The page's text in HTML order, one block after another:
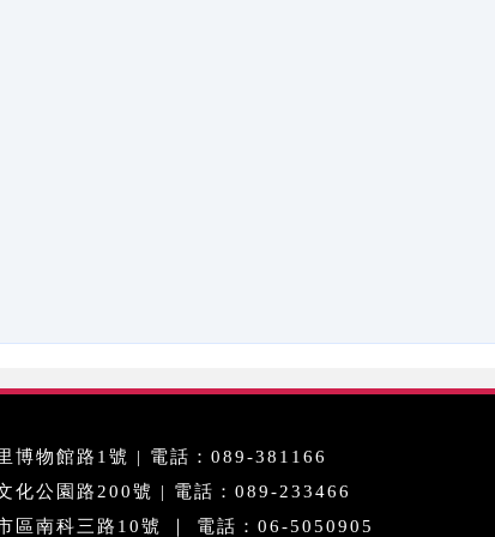
博物館路1號 | 電話：089-381166
化公園路200號 | 電話：089-233466
區南科三路10號 ｜ 電話：06-5050905